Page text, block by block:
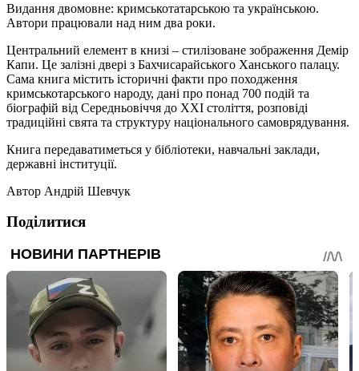
Видання двомовне: кримськотатарською та українською.
Автори працювали над ним два роки.
Центральний елемент в книзі – стилізоване зображення Демір
Капи. Це залізні двері з Бахчисарайського Ханського палацу.
Сама книга містить історичні факти про походження
кримськотарського народу, дані про понад 700 подій та
біографій від Середньовіччя до XXI століття, розповіді
традиційні свята та структуру національного самоврядування.
Книга передаватиметься у бібліотеки, навчальні заклади,
державні інституції.
Автор Андрій Шевчук
Поділитися